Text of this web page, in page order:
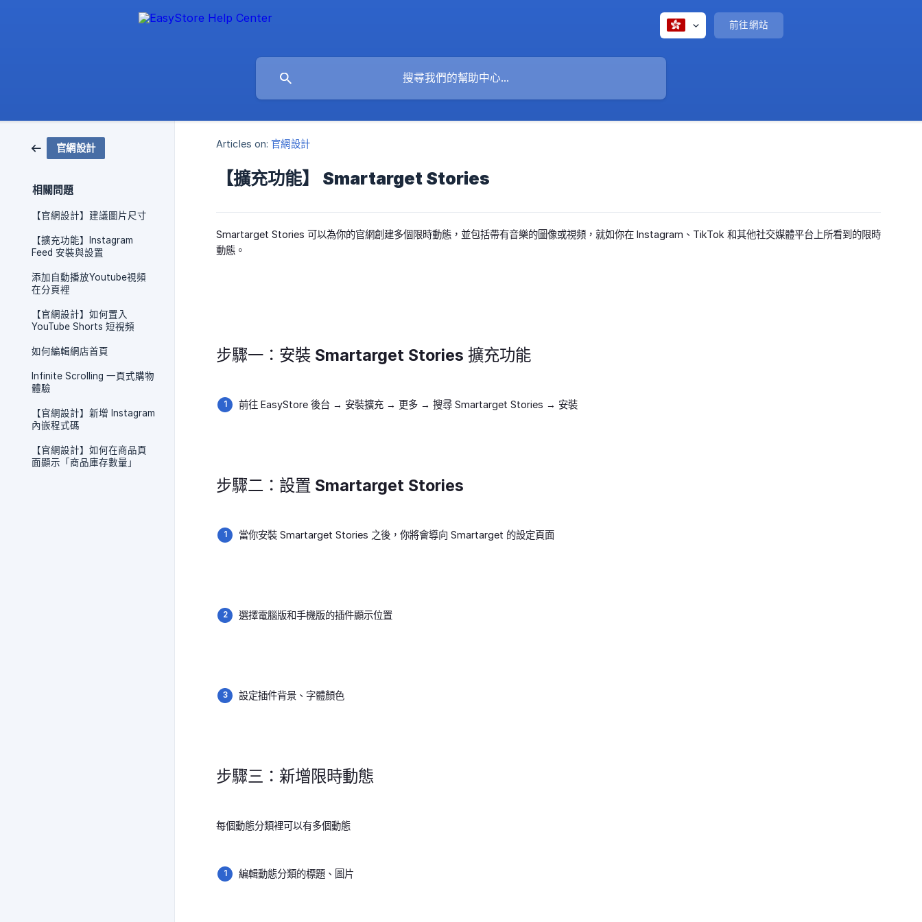
前往網站
官網設計
相關問題
【官網設計】建議圖片尺寸
【擴充功能】Instagram
Feed 安裝與設置
添加自動播放Youtube視頻
在分頁裡
【官網設計】如何置入
YouTube Shorts 短視頻
如何編輯網店首頁
Infinite Scrolling 一頁式購物
體驗
【官網設計】新增 Instagram
內嵌程式碼
【官網設計】如何在商品頁
面顯示「商品庫存數量」
Articles on: 官網設計
【擴充功能】 Smartarget Stories
Smartarget Stories 可以為你的官網創建多個限時動態，並包括帶有音樂的圖像或視頻，就如你在 Instagram、TikTok 和其他社交媒體平台上所看到的限時
動態。
步驟一：安裝 Smartarget Stories 擴充功能
前往 EasyStore 後台 → 安裝擴充 → 更多 → 搜尋 Smartarget Stories → 安裝
步驟二：設置 Smartarget Stories
當你安裝 Smartarget Stories 之後，你將會導向 Smartarget 的設定頁面
選擇電腦版和手機版的插件顯示位置
設定插件背景、字體顏色
步驟三：新增限時動態
每個動態分類裡可以有多個動態
編輯動態分類的標題、圖片